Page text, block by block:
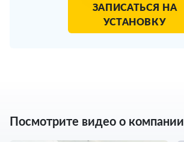
ЗАПИСАТЬСЯ НА
УСТАНОВКУ
Посмотрите видео о компании